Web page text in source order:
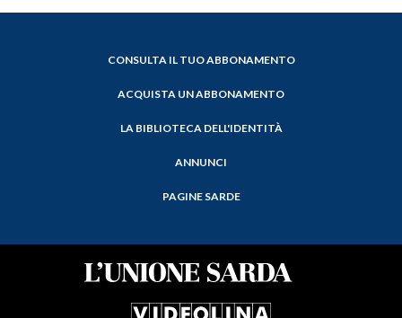
CONSULTA IL TUO ABBONAMENTO
ACQUISTA UN ABBONAMENTO
LA BIBLIOTECA DELL'IDENTITÀ
ANNUNCI
PAGINE SARDE